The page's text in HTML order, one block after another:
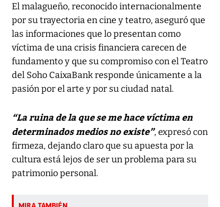
El malagueño, reconocido internacionalmente
por su trayectoria en cine y teatro, aseguró que
las informaciones que lo presentan como
víctima de una crisis financiera carecen de
fundamento y que su compromiso con el Teatro
del Soho CaixaBank responde únicamente a la
pasión por el arte y por su ciudad natal.
“La ruina de la que se me hace víctima en
determinados medios no existe”, expresó con
firmeza, dejando claro que su apuesta por la
cultura está lejos de ser un problema para su
patrimonio personal.